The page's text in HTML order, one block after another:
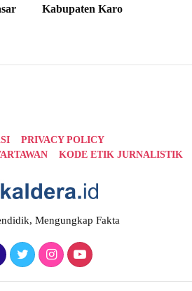
Kabupaten Karo
PRIVACY POLICY
KODE ETIK JURNALISTIK
Mengungkap Fakta